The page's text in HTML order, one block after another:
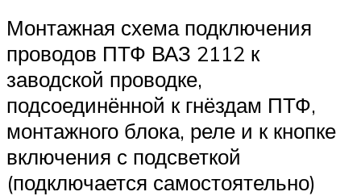
Монтажная схема подключения
проводов ПТФ ВАЗ 2112 к
заводской проводке,
подсоединённой к гнёздам ПТФ,
монтажного блока, реле и к кнопке
включения с подсветкой
(подключается самостоятельно)